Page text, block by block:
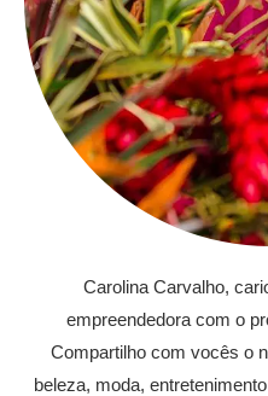
Carolina Carvalho,
empreendedora com o
Compartilho com vocês o
beleza, moda,